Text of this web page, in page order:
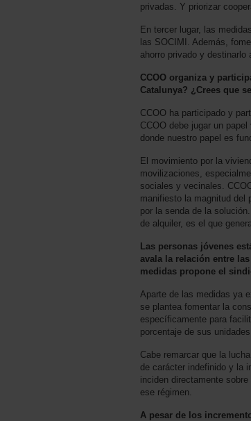
privadas. Y priorizar
En tercer lugar, las
las SOCIMI. Además,
ahorro privado y destinarlo
CCOO organiza y
Catalunya? ¿Crees que
CCOO ha participado y
CCOO debe jugar un
donde nuestro papel es
El movimiento por la
movilizaciones,
sociales y vecinales.
manifiesto la magnitud del
por la senda de la
de alquiler, es el que
Las personas jóvenes
avala la relación entre
medidas propone el
Aparte de las medidas ya
se plantea fomentar la
específicamente para
porcentaje de sus
Cabe remarcar que la
de carácter indefinido y la
inciden directamente
ese régimen.
A pesar de los